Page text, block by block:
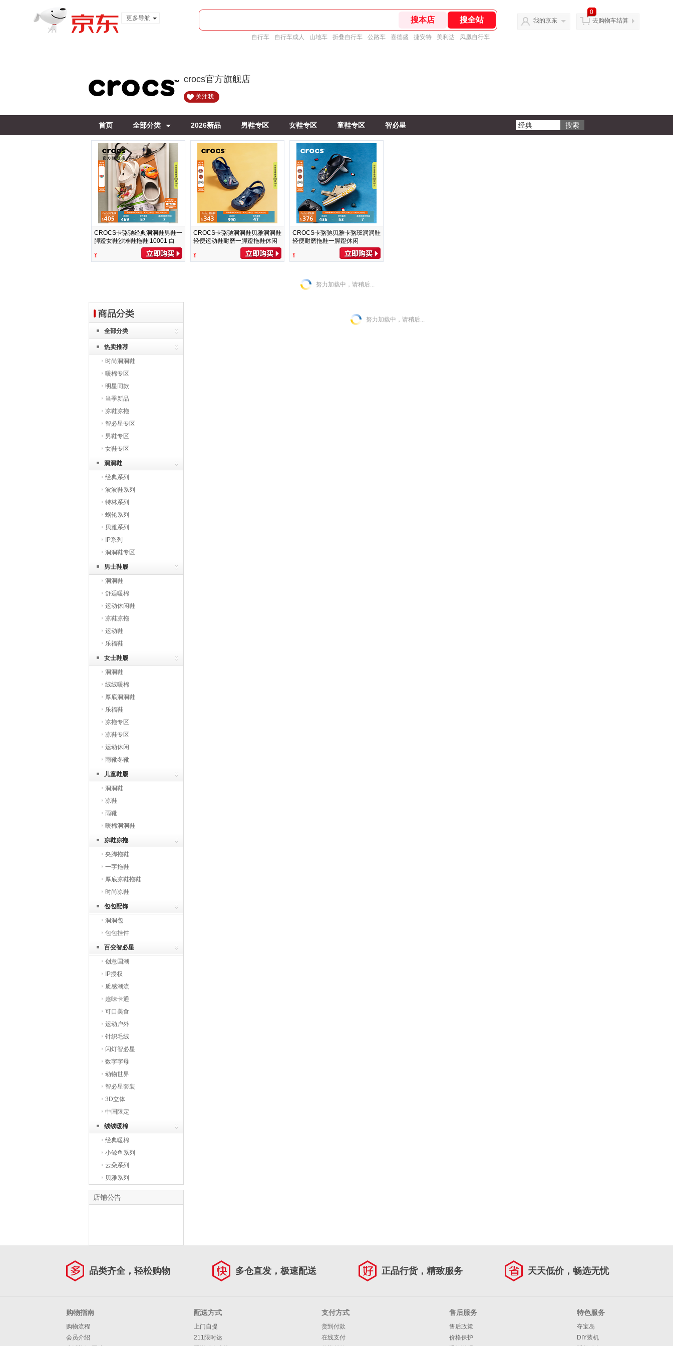
更多导航
自行车 自行车成人 山地车 折叠自行车 公路车 喜德盛 捷安特 美利达 凤凰自行车
我的京东
0
去购物车结算
crocs官方旗舰店
关注我
首页 全部分类 2026新品 男鞋专区 女鞋专区 童鞋专区 智必星
CROCS卡骆驰经典洞洞鞋男鞋一
脚蹬女鞋沙滩鞋拖鞋|10001 白
色-100(含智必星) 37
/38(230mm)
¥
CROCS卡骆驰洞洞鞋贝雅洞洞鞋
轻便运动鞋耐磨一脚蹬拖鞋休闲
鞋|10126 深蓝-410(含智必星) 41
/42(260mm)
¥
CROCS卡骆驰贝雅卡骆班洞洞鞋
轻便耐磨拖鞋一脚蹬休闲
鞋|205089 深蓝/辣椒红-4CC（含
智必星） 41 /42(260mm)
¥
努力加载中，请稍后...
全部分类
热卖推荐
时尚洞洞鞋
暖棉专区
明星同款
当季新品
凉鞋凉拖
智必星专区
男鞋专区
女鞋专区
洞洞鞋
经典系列
波波鞋系列
特林系列
蜗轮系列
贝雅系列
IP系列
洞洞鞋专区
男士鞋履
洞洞鞋
舒适暖棉
运动休闲鞋
凉鞋凉拖
运动鞋
乐福鞋
女士鞋履
洞洞鞋
绒绒暖棉
厚底洞洞鞋
乐福鞋
凉拖专区
凉鞋专区
运动休闲
雨靴冬靴
儿童鞋履
洞洞鞋
凉鞋
雨靴
暖棉洞洞鞋
凉鞋凉拖
夹脚拖鞋
一字拖鞋
厚底凉鞋拖鞋
时尚凉鞋
包包配饰
洞洞包
包包挂件
百变智必星
创意国潮
IP授权
质感潮流
趣味卡通
可口美食
运动户外
针织毛绒
闪灯智必星
数字字母
动物世界
智必星套装
3D立体
中国限定
绒绒暖棉
经典暖棉
小鲸鱼系列
云朵系列
贝雅系列
店铺公告
努力加载中，请稍后...
品类齐全，轻松购物 多仓直发，极速配送 正品行货，精致服务 天天低价，畅选无忧
购物指南
购物流程
会员介绍
配送方式
上门自提
211限时达
支付方式
货到付款
在线支付
售后服务
售后政策
价格保护
特色服务
夺宝岛
DIY装机